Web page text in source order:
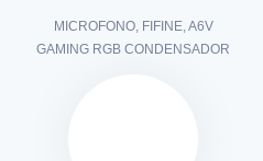
MICROFONO, FIFINE, A6V
GAMING RGB CONDENSADOR